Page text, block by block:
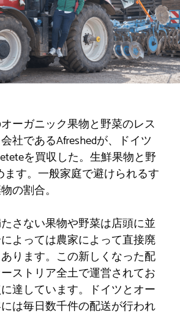
ーガニック果物と野菜のレス
社であるAfreshedが、ドイツ
を買収した。生鮮果物と野
ます。一般家庭で避けられるす
の割合。
さない果物や野菜は店頭に並
よっては農家によって直接廃
ります。この新しくなった配
ストリア全土で運営されてお
達しています。ドイツとオー
は毎日数千件の配送が行われ